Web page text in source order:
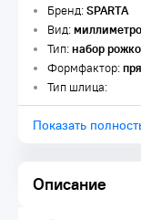
Описание
Бренд:SPARTA
Вид:
Тип:набор
Формфактор:
Тип шлица:
Показать